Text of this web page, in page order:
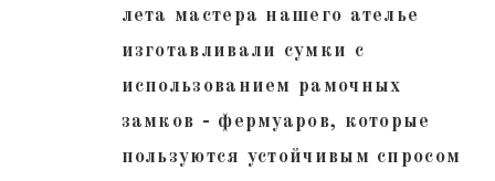
лета мастера нашего ателье
изготавливали сумки с
использованием рамочных
замков - фермуаров, которые
пользуются устойчивым спросом